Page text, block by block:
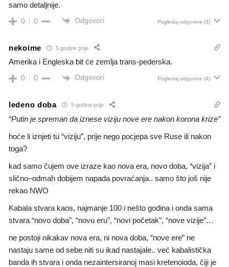
samo detaljnije.
0 0 Odgovori Pogledaj odgovore (3)
nekoime 5 godine prije
Amerika i Engleska bit će zemlja trans-pederska.
0 0 Odgovori Pogledaj odgovore (4)
ledeno doba 5 godine prije
“Putin je spreman da iznese viziju nove ere nakon korona krize”
hoće li iznjeti tu “viziju”, prije nego pocjepa sve Ruse ili nakon
toga?
kad samo čujem ove izraze kao nova era, novo doba, “vizija” i
slično–odmah dobijem napada povraćanja.. samo što još nije
rekao NWO
Kabala stvara kaos, najmanje 100 i nešto godina i onda sama
stvara “novo doba”, “novu eru”, “novi početak”, “nove vizije”…
ne postoji nikakav nova era, ni nova doba, “nove ere” ne
nastaju same od sebe niti su ikad nastajale.. već kabalistička
banda ih stvara i onda nezaintersiranoj masi kretenoioda, čiji je